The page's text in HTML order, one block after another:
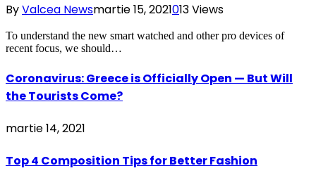
ByValcea Newsmartie 15, 2021013Views
To understand the new smart watched and other pro devices of
recent focus, we should…
Coronavirus: Greece is Officially Open — But Will
the Tourists Come?
martie 14, 2021
Top 4 Composition Tips for Better Fashion